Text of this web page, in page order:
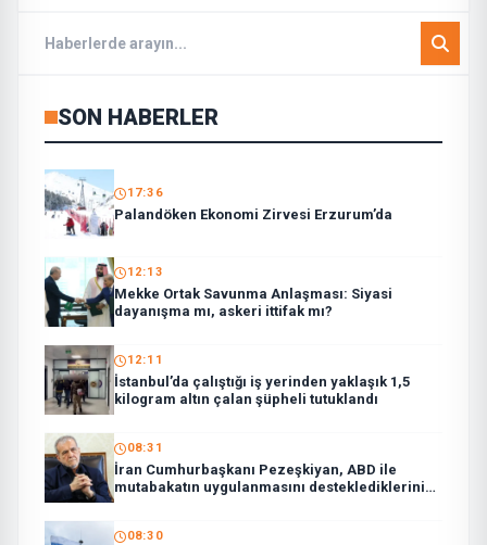
SON HABERLER
17:36
Palandöken Ekonomi Zirvesi Erzurum’da
12:13
Mekke Ortak Savunma Anlaşması: Siyasi
dayanışma mı, askeri ittifak mı?
12:11
İstanbul’da çalıştığı iş yerinden yaklaşık 1,5
kilogram altın çalan şüpheli tutuklandı
08:31
İran Cumhurbaşkanı Pezeşkiyan, ABD ile
mutabakatın uygulanmasını desteklediklerini
08:30